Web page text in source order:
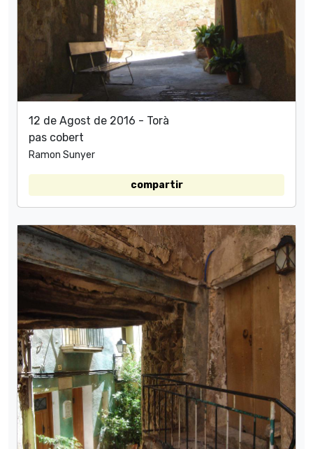
12 de Agost de 2016 - Torà
pas cobert
Ramon Sunyer
compartir